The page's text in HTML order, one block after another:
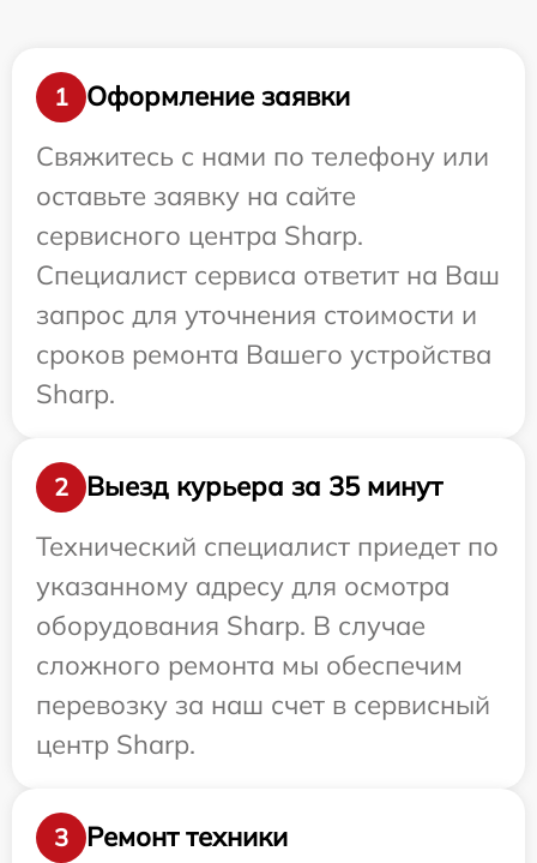
1
Оформление заявки
Свяжитесь с нами по телефону или
оставьте заявку на сайте
сервисного центра Sharp.
Специалист сервиса ответит на Ваш
запрос для уточнения стоимости и
сроков ремонта Вашего устройства
Sharp.
2
Выезд курьера за 35 минут
Технический специалист приедет по
указанному адресу для осмотра
оборудования Sharp. В случае
сложного ремонта мы обеспечим
перевозку за наш счет в сервисный
центр Sharp.
3 Ремонт техники